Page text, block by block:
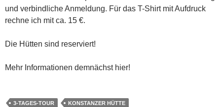
und verbindliche Anmeldung. Für das T-Shirt mit Aufdruck
rechne ich mit ca. 15 €.
Die Hütten sind reserviert!
Mehr Informationen demnächst hier!
3-TAGES-TOUR
KONSTANZER HÜTTE